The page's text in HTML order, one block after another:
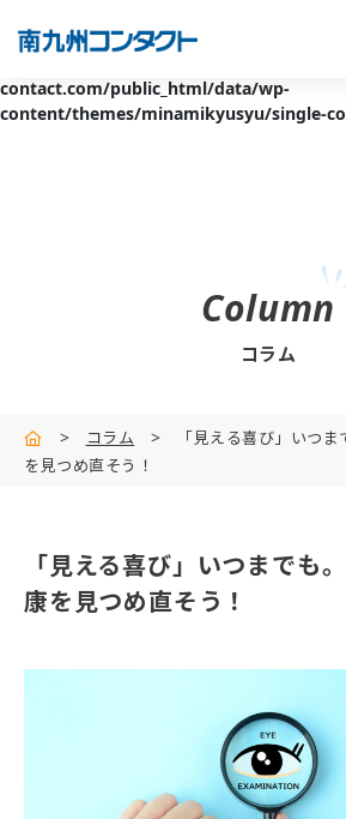
Warning: Invalid argument supplied for
contact.com/public_html/data/wp-
content/themes/minamikyusyu/single-
Column
コラム
> コラム >
「⾒える喜び」いつ
を⾒つめ直そう！
「⾒える喜び」いつまでも
康を⾒つめ直そう！